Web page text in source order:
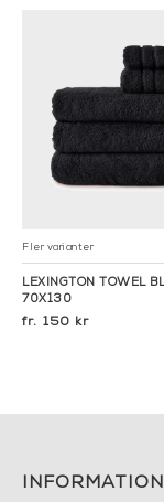
Fler varianter
LEXINGTON TOWEL
70X130
150 kr
INFORMATION